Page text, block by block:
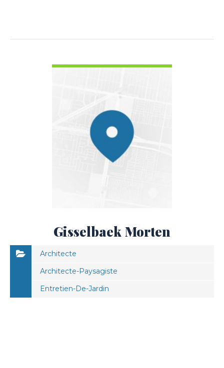
Gisselbaek Morten
Architecte
Architecte-Paysagiste
Entretien-De-Jardin